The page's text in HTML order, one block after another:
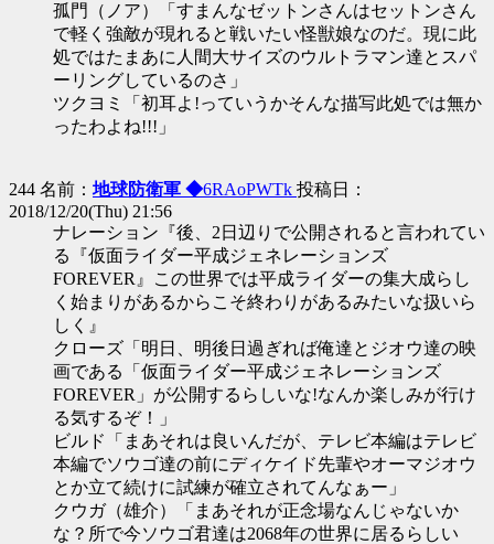
孤門（ノア）「すまんなゼットンさんはセットンさん
で軽く強敵が現れると戦いたい怪獣娘なのだ。現に此
処ではたまあに人間大サイズのウルトラマン達とスパ
ーリングしているのさ」
ツクヨミ「初耳よ!っていうかそんな描写此処では無か
ったわよね!!!」
244 名前： 地球防衛軍 ◆6RAoPWTk 投稿日：
2018/12/20(Thu) 21:56
ナレーション『後、2日辺りで公開されると言われてい
る『仮面ライダー平成ジェネレーションズ
FOREVER』この世界では平成ライダーの集大成らし
く始まりがあるからこそ終わりがあるみたいな扱いら
しく』
クローズ「明日、明後日過ぎれば俺達とジオウ達の映
画である「仮面ライダー平成ジェネレーションズ
FOREVER」が公開するらしいな!なんか楽しみが行け
る気するぞ！」
ビルド「まあそれは良いんだが、テレビ本編はテレビ
本編でソウゴ達の前にディケイド先輩やオーマジオウ
とか立て続けに試練が確立されてんなぁー」
クウガ（雄介）「まあそれが正念場なんじゃないか
な？所で今ソウゴ君達は2068年の世界に居るらしい